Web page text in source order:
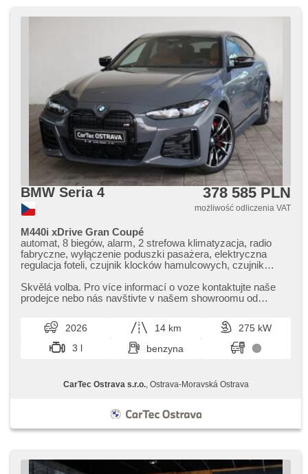
BMW Seria 4 378 585 PLN
możliwość odliczenia VAT
M440i xDrive Gran Coupé
automat, 8 biegów, alarm, 2 strefowa klimatyzacja, radio
fabryczne, wyłączenie poduszki pasażera, elektryczna
regulacja foteli, czujnik klocków hamulcowych, czujnik
bezklíčové odemykání, bezklíčové startování, podgrzewane
fotele, regulacja natężenia podwozia, LED denní svícení
Skvělá volba. Pro více informací o voze kontaktujte naše
prodejce nebo nás navštivte v našem showroomu od
2026 14 km
275 kW
3 l
benzyna
CarTec Ostrava s.r.o., Ostrava-Moravská Ostrava